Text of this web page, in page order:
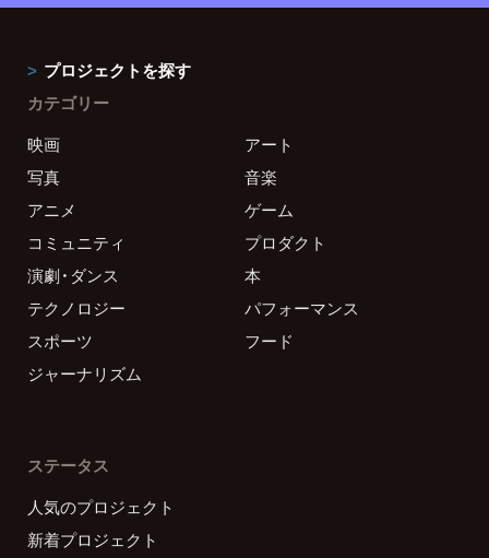
プロジェクトを探す
カテゴリー
映画
アート
写真
音楽
アニメ
ゲーム
コミュニティ
プロダクト
演劇・ダンス
本
テクノロジー
パフォーマンス
スポーツ
フード
ジャーナリズム
ステータス
人気のプロジェクト
新着プロジェクト